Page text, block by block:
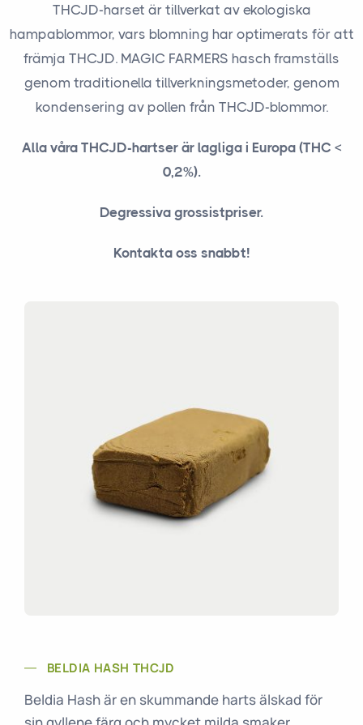
THCJD-harset är tillverkat av ekologiska
hampablommor, vars blomning har optimerats för att
främja THCJD. MAGIC FARMERS hasch framställs
genom traditionella tillverkningsmetoder, genom
kondensering av pollen från THCJD-blommor.
Alla våra THCJD-hartser är lagliga i Europa (THC <
0,2%).
Degressiva grossistpriser.
Kontakta oss snabbt!
BELDIA HASH THCJD
Beldia Hash är en skummande harts älskad för